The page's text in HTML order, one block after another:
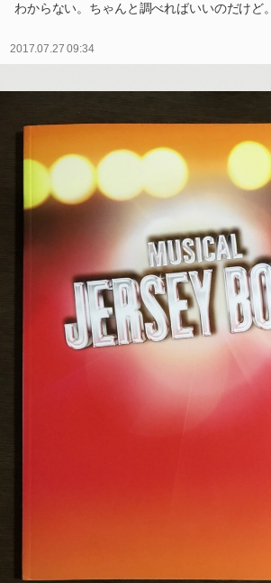
わからない。ちゃんと調べればいいのだけど。
2017.07.27 09:34